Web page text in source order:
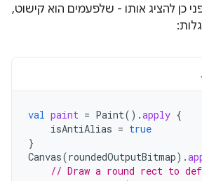
כן להציג אותו - שלפעמים הוא קישוט,
val paint = Paint().apply {
isAntiAlias = true
}
Canvas(roundedOutputBitmap).
// Draw a round rect to